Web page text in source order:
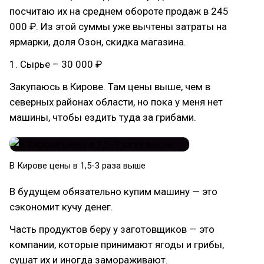
посчитаю их на среднем обороте продаж в 245
000 ₽. Из этой суммы уже вычтены затраты на
ярмарки, доля Озон, скидка магазина.
1. Сырье – 30 000 ₽
Закупаюсь в Кирове. Там цены выше, чем в
северных районах области, но пока у меня нет
машины, чтобы ездить туда за грибами.
В Кирове цены в 1,5-3 раза выше
В будущем обязательно купим машину — это
сэкономит кучу денег.
Часть продуктов беру у заготовщиков — это
компании, которые принимают ягоды и грибы,
сушат их и иногда замораживают.